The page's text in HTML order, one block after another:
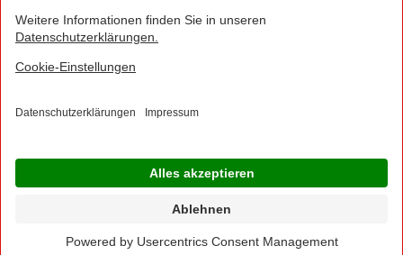
Barrierefreiheitserklärung Compliance
Jetzt Ihre NORMA Filiale auswählen und noch
mehr Angebote entdecken!
Geben Sie über "Meine Filiale" Ihre PLZ ein und sehen Sie alle Angebote aus Ihrer
Region.
Filiale wählen